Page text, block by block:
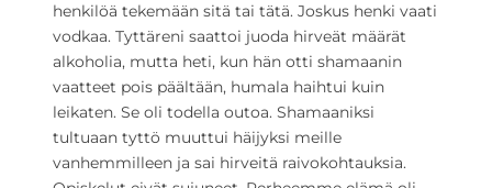
henkilöä tekemään sitä tai tätä. Joskus henki vaati
vodkaa. Tyttäreni saattoi juoda hirveät määrät
alkoholia, mutta heti, kun hän otti shamaanin
vaatteet pois päältään, humala haihtui kuin
leikaten. Se oli todella outoa. Shamaaniksi
tultuaan tyttö muuttui häijyksi meille
vanhemmilleen ja sai hirveitä raivokohtauksia.